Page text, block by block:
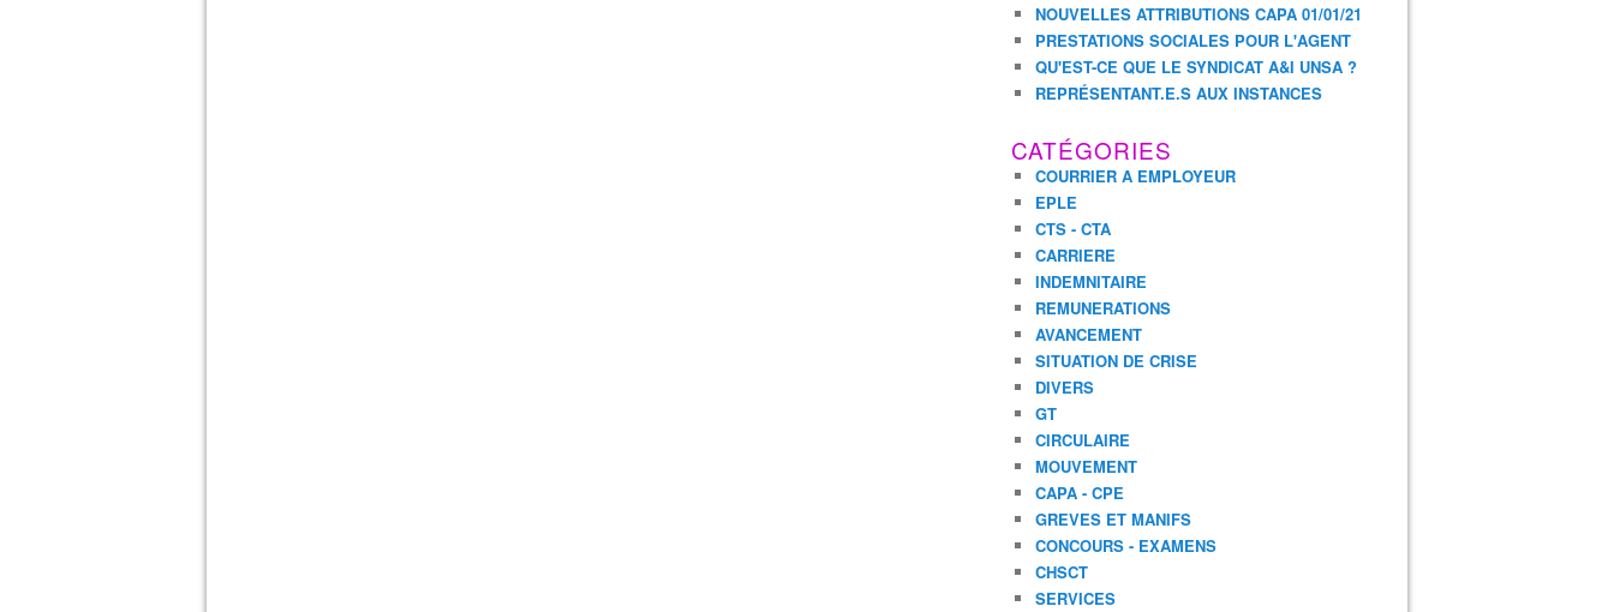
NOUVELLES ATTRIBUTIONS CAPA 01/01/21
PRESTATIONS SOCIALES POUR L'AGENT
QU'EST-CE QUE LE SYNDICAT A&I UNSA ?
REPRÉSENTANT.E.S AUX INSTANCES
CATÉGORIES
COURRIER A EMPLOYEUR
EPLE
CTS - CTA
CARRIERE
INDEMNITAIRE
REMUNERATIONS
AVANCEMENT
SITUATION DE CRISE
DIVERS
GT
CIRCULAIRE
MOUVEMENT
CAPA - CPE
GREVES ET MANIFS
CONCOURS - EXAMENS
CHSCT
SERVICES